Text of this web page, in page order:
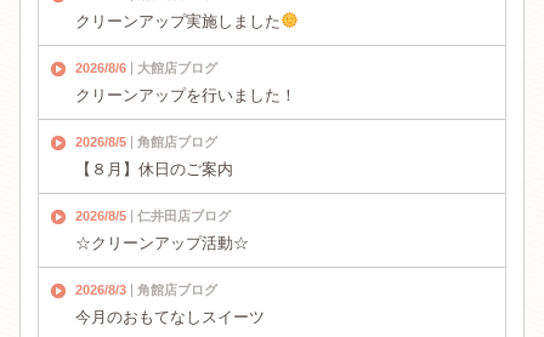
クリーンアップ実施しました
2026/8/6 大館店ブログ
クリーンアップを行いました！
2026/8/5 角館店ブログ
【８月】休日のご案内
2026/8/5 仁井田店ブログ
☆クリーンアップ活動☆
2026/8/3 角館店ブログ
今月のおもてなしスイーツ